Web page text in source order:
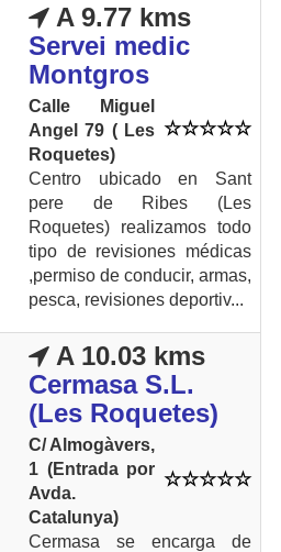
A 9.77 kms
Servei medic
Montgros
Calle Miguel
Angel 79 ( Les
Roquetes)
Centro ubicado en Sant
pere de Ribes (Les
Roquetes) realizamos todo
tipo de revisiones médicas
,permiso de conducir, armas,
pesca, revisiones deportiv...
A 10.03 kms
Cermasa S.L.
(Les Roquetes)
C/ Almogàvers,
1 (Entrada por
Avda.
Catalunya)
Cermasa se encarga de